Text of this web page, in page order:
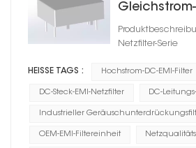
Netzfilter-Serie
HEISSE TAGS : Hochstrom-DC-EMI-Filter
DC-Steck-EMI-Netzfilter DC-
Industrieller
OEM-EMI-Filtereinheit